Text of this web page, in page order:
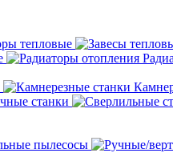
тепловые
станки
пылесосы